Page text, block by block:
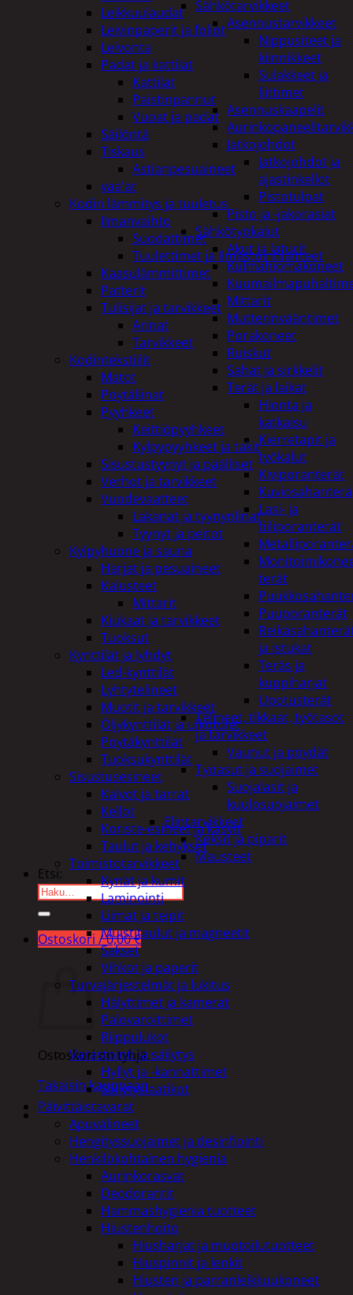
Sähkötarvikkeet
Asennustarvikkeet
Nippusiteet ja
kiinnikkeet
Sulakkeet ja
liittimet
Asennuskaapelit
Jatkojohdot
Jatkojohdot ja
ajastinkellot
Pistotulpat
Pisto ja -jakorasiat
Sähkötyökalut
Akut ja laturit
Kulmahiomakoneet
Mittarit
Mutterinvääntimet
Porakoneet
Ruiskut
Sahat ja sirkkelit
Terät ja laikat
Hionta ja
katkaisu
Kierretapit ja
työkalut
Kiviporanterät
Kuviosahanterä
Lasi- ja
tiiliporanterät
terät
Puuporanterät
ja istukat
Teräs ja
kuppiharjat
Upotusterät
Telineet, tikkaat, työtasot
ja tarvikkeet
Vaunut ja pöydät
Työasut ja suojaimet
Suojalasit ja
kuulosuojaimet
Elintarvikkeet
Keksit ja piparit
Mausteet
Etsi:
Ostoskori /0,00€
Ostoskori on tyhjä.
Takaisin kauppaan
Leikkuulaudat
Leivinpaperit ja foliot
Leivonta
Padat ja kattilat
Kattilat
Paistinpannut
Vuoat ja padat
Säilöntä
Tiskaus
Astianpesuaineet
vaa'at
Kodin lämmitys ja tuuletus
Ilmanvaihto
Suodattimet
Tuulettimet ja Ilmastointilaitteet
Kaasulämmittimet
Patterit
Tulisijat ja tarvikkeet
Arinat
Tarvikkeet
Kodintekstiilit
Matot
Pöytäliinat
Pyyhkeet
Keittiöpyyhkeet
Kylpypyyhkeet ja takit
Sisustustyynyt ja päälliset
Verhot ja tarvikkeet
Vuodevaatteet
Lakanat ja tyynynlinat
Tyynyt ja peitot
Kylpyhuone ja sauna
Harjat ja pesuaineet
Kalusteet
Mittarit
Kiukaat ja tarvikkeet
Tuoksut
Kynttilät ja lyhdyt
Led-kynttilät
Lyhtytelineet
Muotit ja tarvikkeet
Öljykynttilät ja ulkotulet
Pöytäkynttilät
Tuoksukynttilät
Sisustusesineet
Kalvot ja tarrat
Kellot
Koriste-esineet ja kasvit
Taulut ja kehykset
Toimistotarvikkeet
Kynät ja kumit
Laminointi
Liimat ja teipit
Muistitaulut ja magneetit
Sakset
Vihkot ja paperit
Turvajärjestelmät ja lukitus
Hälyttimet ja kamerat
Palovaroittimet
Riippulukot
Varastointi ja säilytys
Hyllyt ja -kannattimet
Säilytyslaatikot
Päivittäistavarat
Apuvälineet
Hengityssuojaimet ja desinfiointi
Henkilökohtainen hygienia
Aurinkorasvat
Deodorantit
Hammashygienia tuotteet
Hiustenhoito
Hiusharjat ja muotoilutuotteet
Hiuspinnit ja lenkit
Hiusten ja parranleikkuukoneet